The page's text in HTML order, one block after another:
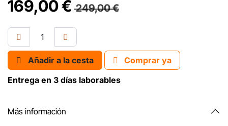
169,00€ 249,00€
Añadir a la cesta
Comprar ya
Entrega en 3 días laborables
Más información